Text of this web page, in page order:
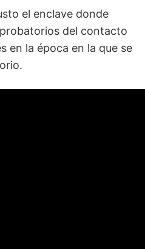
el enclave donde
del contacto
en la época en la que se